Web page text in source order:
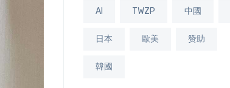
AI TWZP 中國
日本 歐美 赞助
韓國